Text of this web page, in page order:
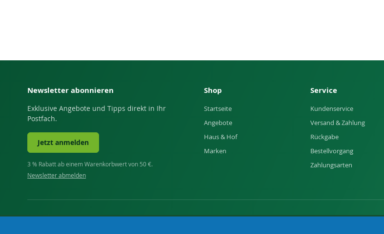
Newsletter abonnieren
Exklusive Angebote und Tipps direkt in Ihr
Postfach.
Jetzt anmelden
3 % Rabatt ab einem Warenkorbwert von 50 €.
Newsletter abmelden
Shop
Startseite
Angebote
Haus & Hof
Marken
Service
Kundenservice
Versand & Zahlung
Rückgabe
Bestellvorgang
Zahlungsarten